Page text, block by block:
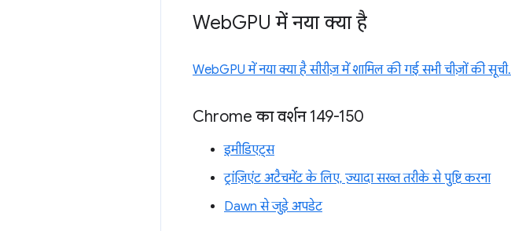
WebGPU में नया क्या है
WebGPU में नया क्या है सीरीज़ में शामिल की गई सभी चीज़ों की सूची.
Chrome का वर्शन 149-150
इमीडिएट्स
ट्रांज़िएंट अटैचमेंट के लिए, ज़्यादा सख्त तरीके से पुष्टि करना
Dawn से जुड़े अपडेट